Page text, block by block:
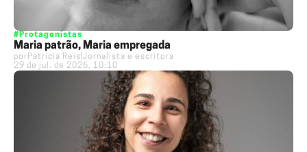
#Protagonistas
Maria patrão, Maria empregada
por Patrícia Reis Jornalista e escritora
29 de jul. de 2026, 10:10